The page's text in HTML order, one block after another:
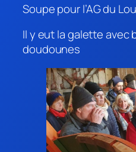
Soupe pour l’AG du
Il y eut la galette
doudounes